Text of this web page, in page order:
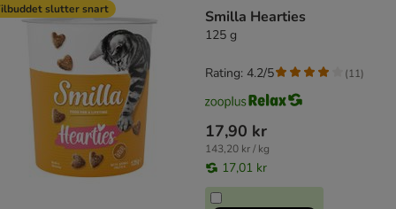
slutter snart Smilla Hearties
125 g
17,90 kr
143,20 kr / kg
17,01 kr
Rating: 4.2/5 (11)